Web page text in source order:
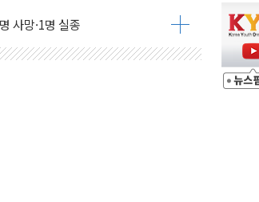
적 시민 연대로 목소리 내야"
만에 숨진 채 발견
주 연설서 신경전 고조
영"·野 "졸속 국정"
응기구 가동
규제 철폐